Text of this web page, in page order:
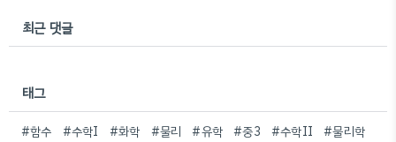
최근 댓글
태그
#함수 #수학I #화학 #물리 #유학 #중3 #수학II
#물리학